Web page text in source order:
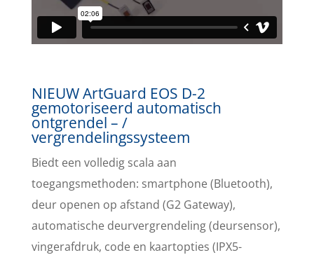
NIEUW ArtGuard EOS D-2
gemotoriseerd automatisch
ontgrendel – /
vergrendelingssysteem
Biedt een volledig scala aan
toegangsmethoden: smartphone (Bluetooth),
deur openen op afstand (G2 Gateway),
automatische deurvergrendeling (deursensor),
vingerafdruk, code en kaartopties (IPX5-